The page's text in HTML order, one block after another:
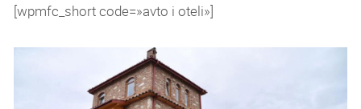
[wpmfc_short code=»avto i oteli»]